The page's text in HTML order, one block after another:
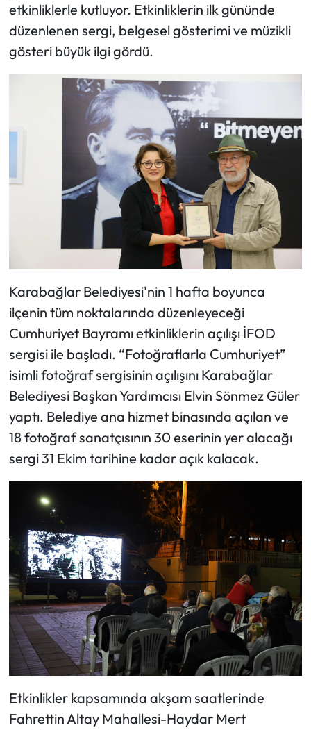
etkinliklerle kutluyor. Etkinliklerin ilk gününde
düzenlenen sergi, belgesel gösterimi ve müzikli
gösteri büyük ilgi gördü.
Karabağlar Belediyesi'nin 1 hafta boyunca
ilçenin tüm noktalarında düzenleyeceği
Cumhuriyet Bayramı etkinliklerin açılışı İFOD
sergisi ile başladı. “Fotoğraflarla Cumhuriyet”
isimli fotoğraf sergisinin açılışını Karabağlar
Belediyesi Başkan Yardımcısı Elvin Sönmez Güler
yaptı. Belediye ana hizmet binasında açılan ve
18 fotoğraf sanatçısının 30 eserinin yer alacağı
sergi 31 Ekim tarihine kadar açık kalacak.
Etkinlikler kapsamında akşam saatlerinde
Fahrettin Altay Mahallesi-Haydar Mert